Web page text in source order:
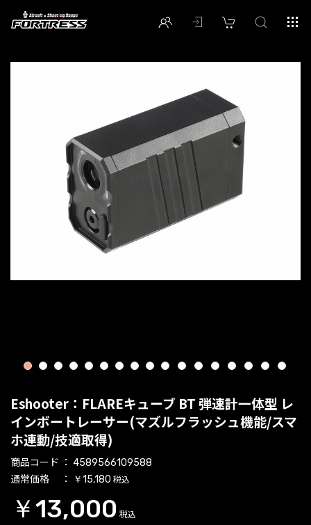
1 2 3 4 5 6 7 8 9 10 11 12 13 14 15 16 17
Eshooter：FLAREキューブ BT 弾速計一体型 レ
インボートレーサー(マズルフラッシュ機能/スマ
ホ連動/技適取得)
商品コード 4589566109588
通常価格 ￥15,180 税込
￥13,000 税込